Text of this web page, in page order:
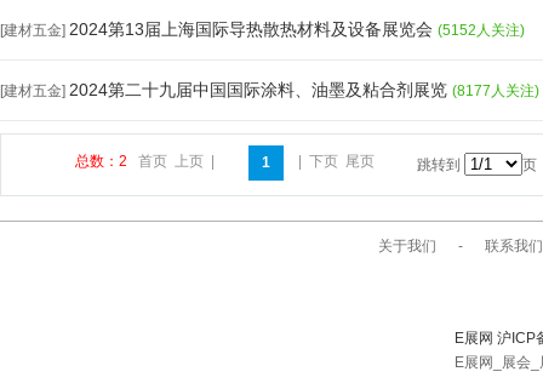
[建材五金] 2024第13届上海国际导热散热材料及设备展览会 (5152人关注)
[建材五金] 2024第二十九届中国国际涂料、油墨及粘合剂展览 (8177人关注)
总数：2 首页 上页 1 下页 尾页 跳转到 页
关于我们 - 联系我们
E展网 沪
E展网_展会